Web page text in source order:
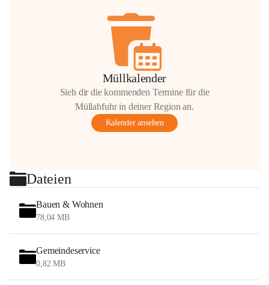
Müllkalender
Sieh dir die kommenden Termine für die
Müllabfuhr in deiner Region an.
Kalender ansehen
Dateien
Bauen & Wohnen
78,04 MB
Gemeindeservice
0,82 MB